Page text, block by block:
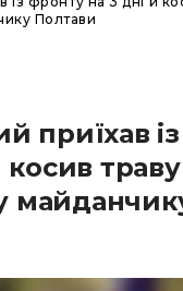
Полтави
приїхав
косив